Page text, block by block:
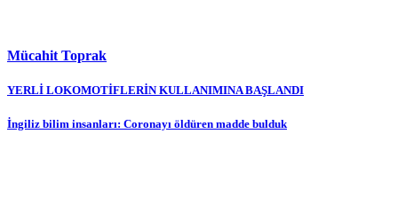
Mücahit Toprak
Yazı
gezinmesi
YERLİ LOKOMOTİFLERİN KULLANIMINA BAŞLANDI
İngiliz bilim insanları: Coronayı öldüren madde bulduk